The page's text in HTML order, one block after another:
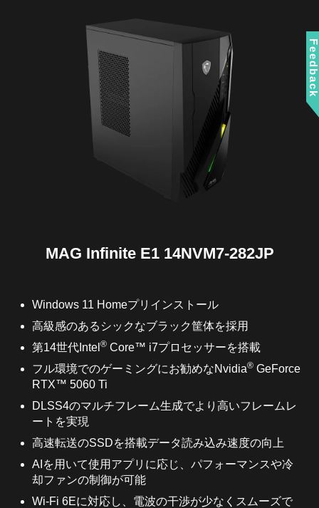
第14世代Intel®Core™ i7プロセッサーを搭載
フル環境でのゲーミングにお勧めなNvidia
RTX™ 5060 Ti
DLSS4のマルチフレーム生成でより高いフレームレ
ートを実現
高速転送のSSDを搭載データ読み込み速度の向上
AIを用いて使用アプリに応じ、パフォーマンスや冷
却ファンの制御が可能
Wi-Fi 6Eに対応し、電波の干渉が少なくスムーズで
遅延が少ない安定したデータ通信が可能
Mystic LightでRGB LEDライトを思いのままに設定
Feedback